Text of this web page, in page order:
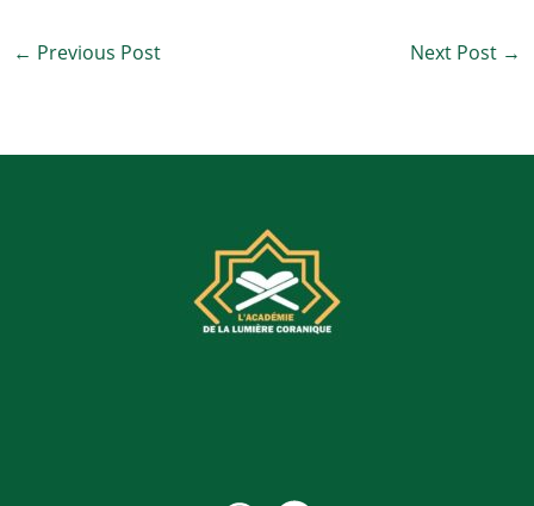
← Previous Post Next Post →